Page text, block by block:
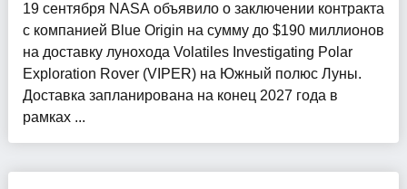
19 сентября NASA объявило о заключении контракта
с компанией Blue Origin на сумму до $190 миллионов
на доставку лунохода Volatiles Investigating Polar
Exploration Rover (VIPER) на Южный полюс Луны.
Доставка запланирована на конец 2027 года в
рамках ...